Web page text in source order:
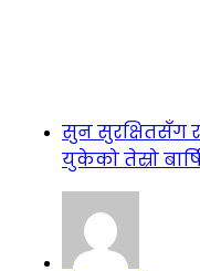
सुन सुरक्षितसँग
युकेको तेस्रो